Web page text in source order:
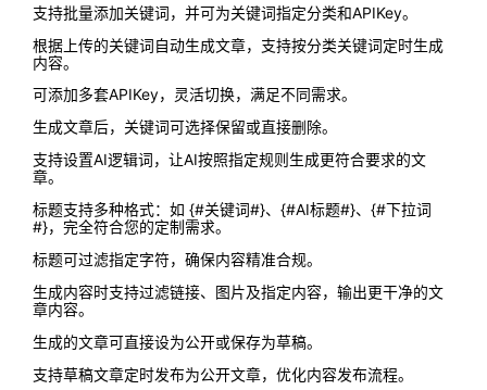
支持批量添加关键词，并可为关键词指定分类和APIKey。
根据上传的关键词自动生成文章，支持按分类关键词定时生成
内容。
可添加多套APIKey，灵活切换，满足不同需求。
生成文章后，关键词可选择保留或直接删除。
支持设置AI逻辑词，让AI按照指定规则生成更符合要求的文
章。
标题支持多种格式：如 {#关键词#}、{#AI标题#}、{#下拉词
#}，完全符合您的定制需求。
标题可过滤指定字符，确保内容精准合规。
生成内容时支持过滤链接、图片及指定内容，输出更干净的文
章内容。
生成的文章可直接设为公开或保存为草稿。
支持草稿文章定时发布为公开文章，优化内容发布流程。